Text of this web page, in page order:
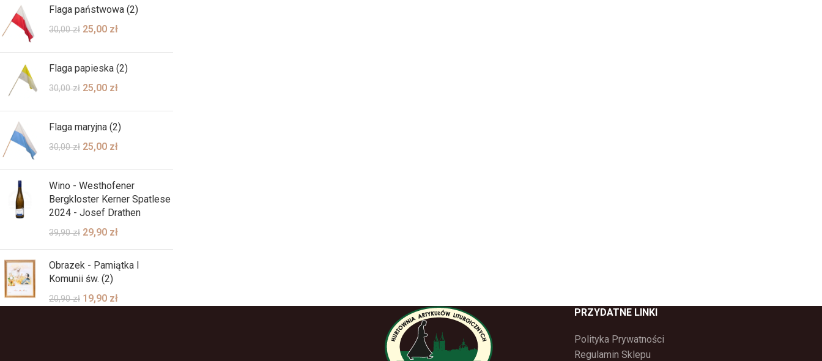
Flaga państwowa (2)
30,00zł 25,00 zł
Flaga papieska (2)
30,00zł 25,00 zł
Flaga maryjna (2)
30,00zł 25,00 zł
Wino - Westhofener
Bergkloster Kerner Spatlese
2024 - Josef Drathen
39,90zł 29,90 zł
Obrazek - Pamiątka I
Komunii św. (2)
20,90zł 19,90 zł
PRZYDATNE LINKI
Polityka Prywatności
Regulamin Sklepu